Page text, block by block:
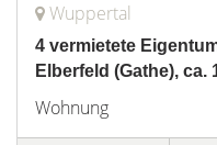
Wuppertal
4 vermietete
Elberfeld (Gathe), ca.
Wohnung